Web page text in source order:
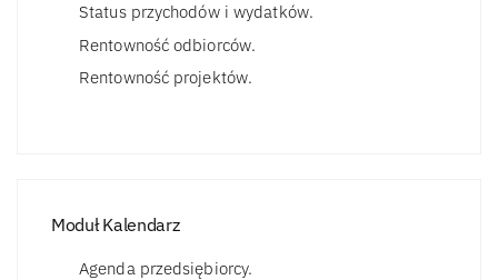
Status przychodów i wydatków.
Rentowność odbiorców.
Rentowność projektów.
Moduł Kalendarz
Agenda przedsiębiorcy.